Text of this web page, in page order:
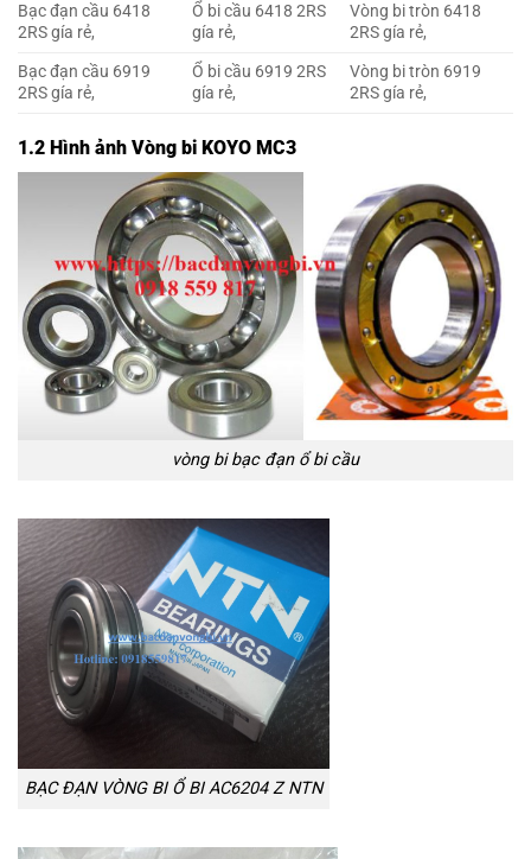
Bạc đạn cầu 6418
2RS gía rẻ,
Ổ bi cầu 6418 2RS
gía rẻ,
Vòng bi tròn 6418
2RS gía rẻ,
Bạc đạn cầu 6919
2RS gía rẻ,
Ổ bi cầu 6919 2RS
gía rẻ,
Vòng bi tròn 6919
2RS gía rẻ,
1.2 Hình ảnh Vòng bi KOYO MC3
vòng bi bạc đạn ổ bi cầu
BẠC ĐẠN VÒNG BI Ổ BI AC6204 Z NTN